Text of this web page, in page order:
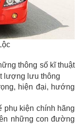
thông số kĩ thuật
lượng lưu thông
hiện đại, hướng
phụ kiện chính hãng
những con đường